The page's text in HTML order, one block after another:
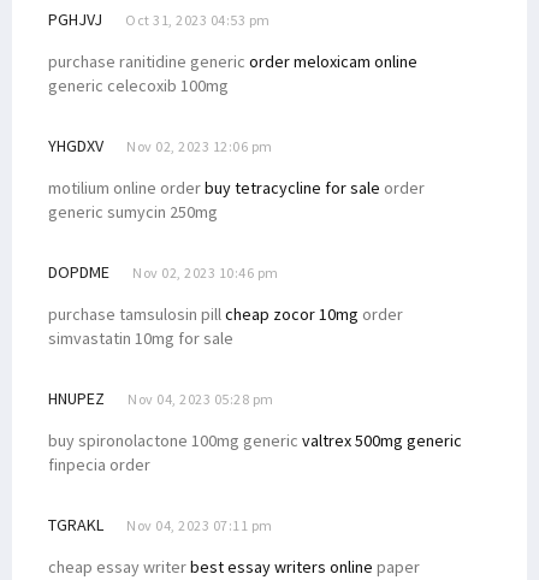
PGHJVJ Oct 31, 2023 04:53 pm
purchase ranitidine generic order meloxicam online
generic celecoxib 100mg
YHGDXV Nov 02, 2023 12:06 pm
motilium online orderbuy tetracycline for sale order
generic sumycin 250mg
DOPDME Nov 02, 2023 10:46 pm
purchase tamsulosin pillcheap zocor 10mg order
simvastatin 10mg for sale
HNUPEZ Nov 04, 2023 05:28 pm
buy spironolactone 100mg generic valtrex 500mg generic
finpecia order
TGRAKL Nov 04, 2023 07:11 pm
cheap essay writerbest essay writers online paper